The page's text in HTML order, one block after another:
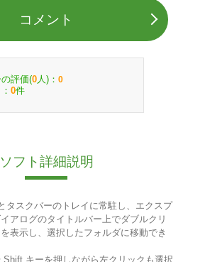
コメント
評価(0 人)： 0
0件
ソフト詳細説明
タスクバーのトレイに常駐し、エクスプ
アログのタイトルバー上でダブルクリ
表示し、選択したフォルダに移動でき
キーを押しながら左クリックも選択